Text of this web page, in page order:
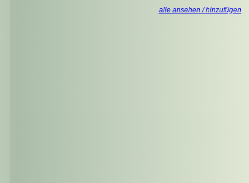
alle ansehen / hinzufügen